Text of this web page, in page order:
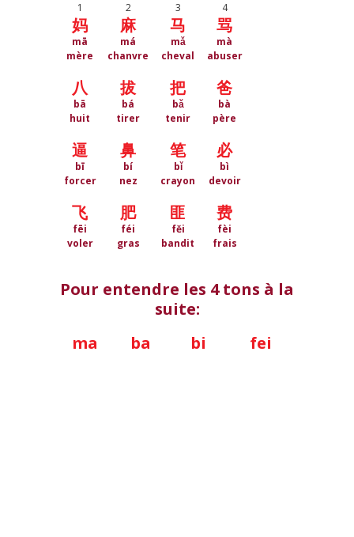
1 2 3 4
妈 麻 马 骂
mā má mǎ
mà
mère
chanvre cheval abuser
八 拔 把 爸
bā bá bǎ
bà
huit
tirer tenir père
逼 鼻 笔 必
bī bí bǐ
bì
forcer
nez crayon devoir
飞 肥 匪 费
fēi féi fěi
fèi
voler
gras bandit frais
Pour entendre les 4 tons à la
suite:
ma
ba bi fei